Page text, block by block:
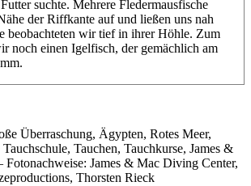
suchte. Mehrere Fledermausfische
der Riffkante auf und ließen uns nah
beobachteten wir tief in ihrer Höhle. Zum
noch einen Igelfisch, der gemächlich am
Überraschung, Ägypten, Rotes Meer,
Tauchen, Tauchkurse, James &
James & Mac Diving Center,
Thorsten Rieck